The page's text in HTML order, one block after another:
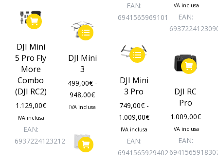
EAN:
6941565969101
IVA inclusa
EAN:
DJI Mini
5 Pro Fly
More
Combo
(DJI RC2)
1.129,00€
IVA inclusa
EAN:
6937224123212
Questo
prodotto
ha
più
Le
opzioni
possono
scelte
nella
DJI Mini
3
499,00€ -
948,00€Fascia
di
IVA inclusa
Questo
prodotto
ha
più
Le
opzioni
possono
essere
scelte
DJI Mini
3 Pro
749,00€ -
1.009,00€Fascia
da
IVA inclusa
EAN:
6941565929402
DJI RC
Pro
1.009,00€
IVA inclusa
EAN: